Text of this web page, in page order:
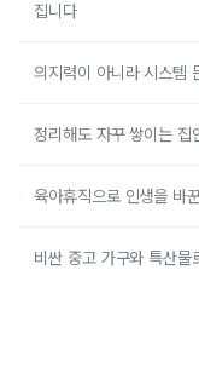
집니다
의지력이 아니라 시스템
정리해도 자꾸 쌓이는
육아휴직으로 인생을 바
비싼 중고 가구와 특산물